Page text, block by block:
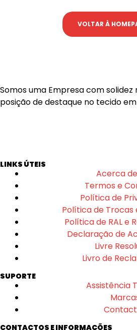
VOLTAR À
Somos uma Empresa com
posição de destaque no tecido
LINKS ÚTEIS
Acerca
Termos e
Política de
Política de Trocas
Política de RAL e
Declaração de
Livre
Livro de
SUPORTE
Assistência
CONTACTOS E INFORMAÇÕES